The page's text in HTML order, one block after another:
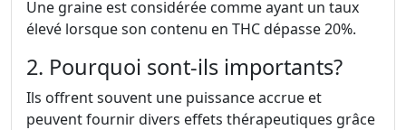
Une graine est considérée comme ayant un taux
élevé lorsque son contenu en THC dépasse 20%.
2. Pourquoi sont-ils importants?
Ils offrent souvent une puissance accrue et
peuvent fournir divers effets thérapeutiques grâce